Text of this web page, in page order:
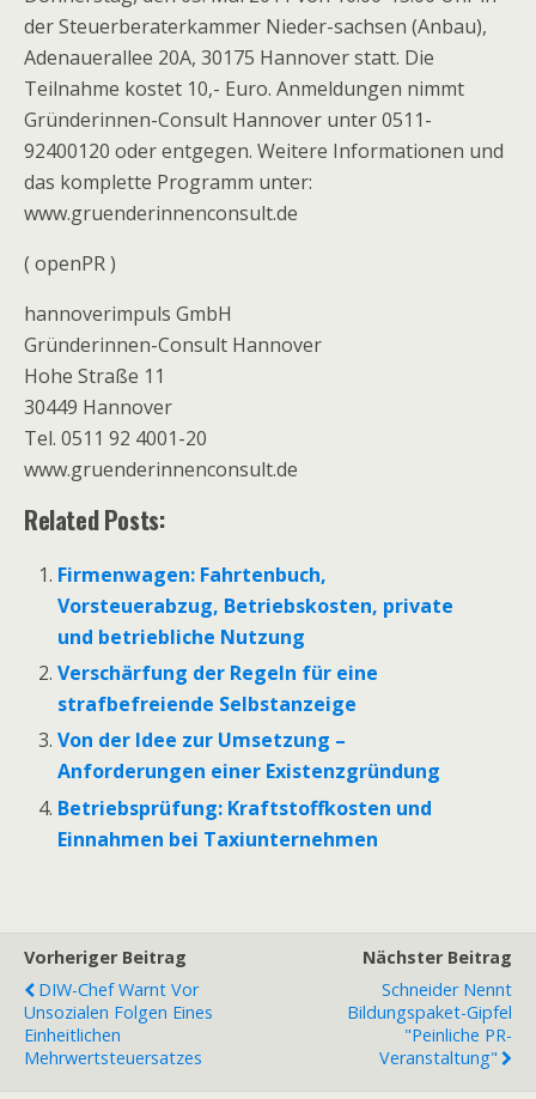
der Steuerberaterkammer Nieder-sachsen (Anbau),
Adenauerallee 20A, 30175 Hannover statt. Die
Teilnahme kostet 10,- Euro. Anmeldungen nimmt
Gründerinnen-Consult Hannover unter 0511-
92400120 oder entgegen. Weitere Informationen und
das komplette Programm unter:
www.gruenderinnenconsult.de
( openPR )
hannoverimpuls GmbH
Gründerinnen-Consult Hannover
Hohe Straße 11
30449 Hannover
Tel. 0511 92 4001-20
www.gruenderinnenconsult.de
Related Posts:
Firmenwagen: Fahrtenbuch,
Vorsteuerabzug, Betriebskosten, private
und betriebliche Nutzung
Verschärfung der Regeln für eine
strafbefreiende Selbstanzeige
Von der Idee zur Umsetzung –
Anforderungen einer Existenzgründung
Betriebsprüfung: Kraftstoffkosten und
Einnahmen bei Taxiunternehmen
Vorheriger Beitrag
DIW-Chef Warnt Vor
Unsozialen Folgen Eines
Einheitlichen
Mehrwertsteuersatzes
Nächster Beitrag
Schneider Nennt
Bildungspaket-Gipfel
"peinliche PR-
Veranstaltung"